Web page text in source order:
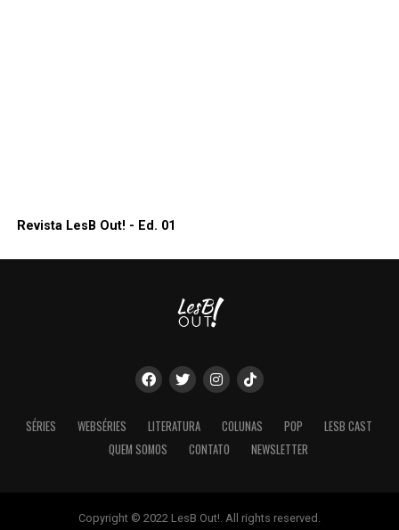
Revista LesB Out! - Ed. 01
SÉRIES WEBSÉRIES LITERATURA COLUNAS POP
LESB CAST
QUEM SOMOS
CONTATO NEWSLETTER
Copyright © 2022 LesB Out!. All rights reserved.